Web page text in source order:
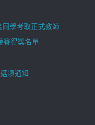
同學考取正式教師
賽得獎名單
填通知